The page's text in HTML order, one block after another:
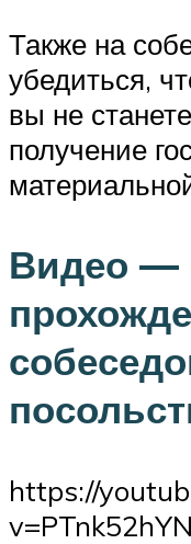
Также на
убедиться,
вы не
получение
Видео —
https://